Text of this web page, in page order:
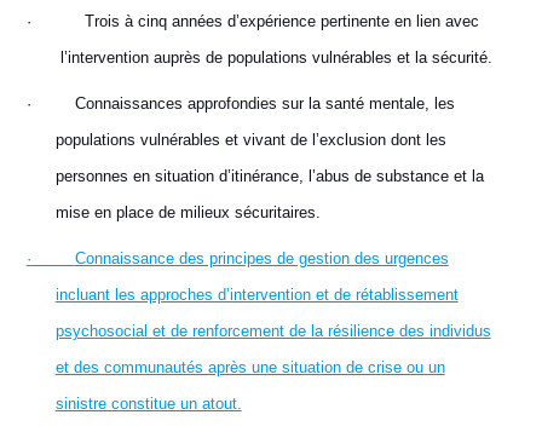
·
Trois à cinq années d’expérience pertinente en lien avec
l’intervention auprès de populations vulnérables et la sécurité.
·
Connaissances approfondies sur la santé mentale, les
populations vulnérables et vivant de l’exclusion dont les
personnes en situation d’itinérance, l’abus de substance et la
mise en place de milieux sécuritaires.
·
Connaissance des principes de gestion des urgences
incluant les approches d’intervention et de rétablissement
psychosocial et de renforcement de la résilience des individus
et des communautés après une situation de crise ou un
sinistre constitue un atout.